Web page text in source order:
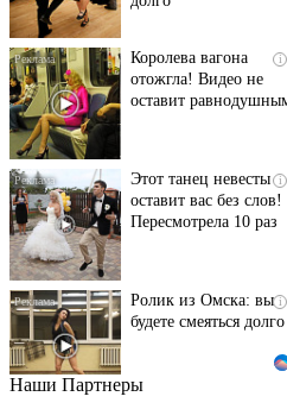
отожгла! Видео не
оставит равнодушным
оставит вас без слов!
Пересмотрела 10 раз
будете смеяться долго
Ржу не переставая, это
Наши Партнеры